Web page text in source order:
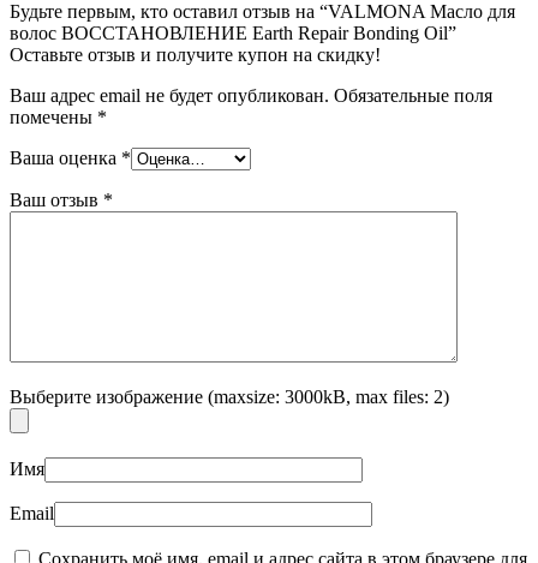
Будьте первым, кто оставил отзыв на “VALMONA Масло для
волос ВОССТАНОВЛЕНИЕ Earth Repair Bonding Oil”
Оставьте отзыв и получите купон на скидку!
Ваш адрес email не будет опубликован. Обязательные поля
помечены *
Ваша оценка *
Ваш отзыв *
Выберите изображение (maxsize: 3000kB, max files: 2)
Имя
Email
Сохранить моё имя, email и адрес сайта в этом браузере для